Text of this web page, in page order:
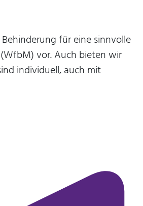
für eine sinnvolle
vor. Auch bieten wir
individuell, auch mit